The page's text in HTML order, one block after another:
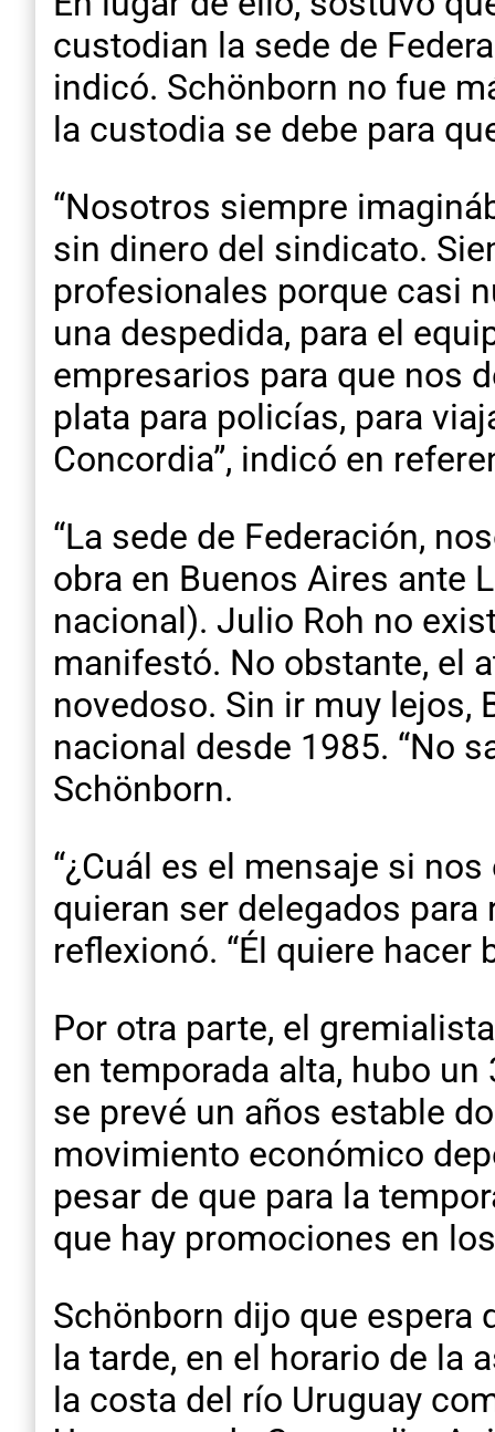
custodian la sede de
indicó. Schönborn no fue
la custodia se debe para
“Nosotros siempre
sin dinero del sindicato.
profesionales porque casi
una despedida, para el
empresarios para que nos
plata para policías, para
Concordia”, indicó en
“La sede de Federación,
obra en Buenos Aires ante
nacional). Julio Roh no
manifestó. No obstante, el
novedoso. Sin ir muy lejos,
nacional desde 1985. “No
Schönborn.
“¿Cuál es el mensaje si
quieran ser delegados para
reflexionó. “Él quiere
Por otra parte, el
en temporada alta, hubo un
se prevé un años estable
movimiento económico
pesar de que para la
que hay promociones en
Schönborn dijo que espera
la tarde, en el horario de la
la costa del río Uruguay